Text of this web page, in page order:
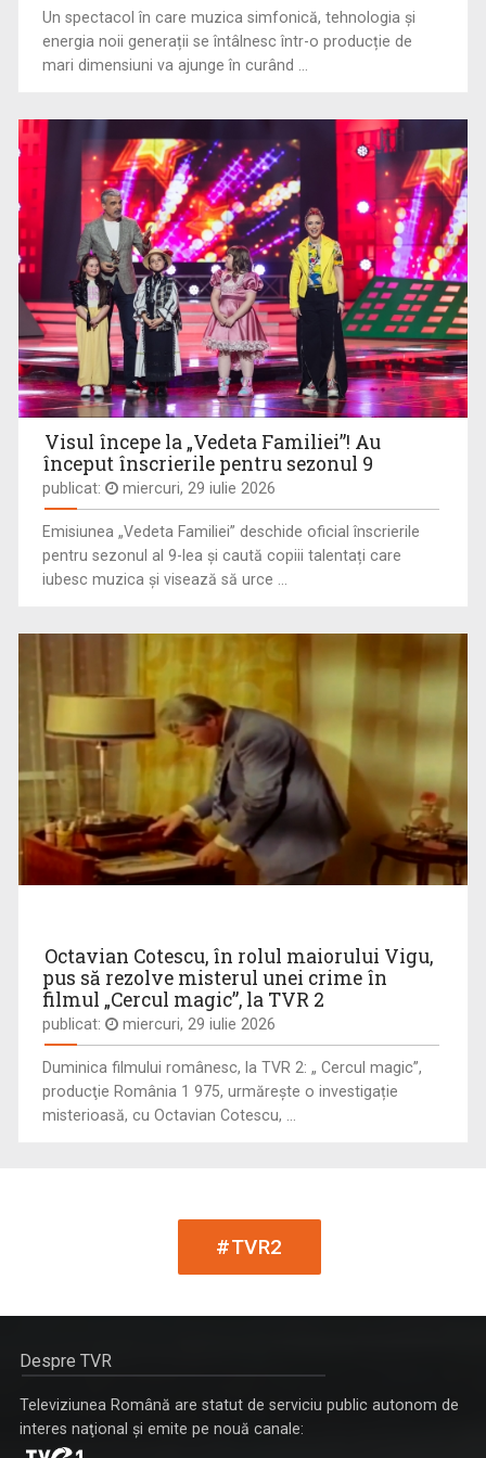
PESCAR HOINAR
Fiecare episod al seriei „Pescar hoinar” este ...
CAP COMPAS
De peste zece ani, „Cap compas” este o ...
PUTERNICI, ÎMPREUNĂ
Oameni obişnuiţi şi personalităţi publice care ...
ȘTEFAN STOICA
Ștefan Stoica este pasionat de pescuit, natură ...
IRINA PĂCURARIU
Irina Păcurariu este născută la Iaşi, la 23 ...
LIANA STANCIU
S-a născut în București pe 24 iulie 1971, iar ...
Un spectacol în care muzica simfonică, tehnologia și
energia noii generații se întâlnesc într-o producție de
mari dimensiuni va ajunge în curând ...
Visul începe la „Vedeta Familiei”! Au
început înscrierile pentru sezonul 9
publicat: miercuri, 29 iulie 2026
Emisiunea „Vedeta Familiei” deschide oficial înscrierile
pentru sezonul al 9-lea și caută copiii talentați care
iubesc muzica și visează să urce ...
Octavian Cotescu, în rolul maiorului Vigu,
pus să rezolve misterul unei crime în
filmul „Cercul magic”, la TVR 2
publicat: miercuri, 29 iulie 2026
Duminica filmului românesc, la TVR 2: „ Cercul magic”,
producţie România 1 975, urmărește o investigație
misterioasă, cu Octavian Cotescu, ...
#TVR2
Despre TVR
Televiziunea Română are statut de serviciu public autonom de
interes naţional şi emite pe nouă canale: